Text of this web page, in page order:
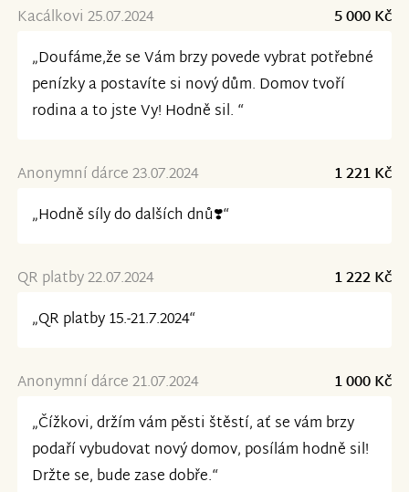
Kacálkovi 25.07.2024
5 000 Kč
„Doufáme,že se Vám brzy povede vybrat potřebné
penízky a postavíte si nový dům. Domov tvoří
rodina a to jste Vy! Hodně sil. “
Anonymní dárce 23.07.2024
1 221 Kč
„Hodně síly do dalších dnů❣️“
QR platby 22.07.2024
1 222 Kč
„QR platby 15.-21.7.2024“
Anonymní dárce 21.07.2024
1 000 Kč
„Čížkovi, držím vám pěsti štěstí, ať se vám brzy
podaří vybudovat nový domov, posílám hodně sil!
Držte se, bude zase dobře.“